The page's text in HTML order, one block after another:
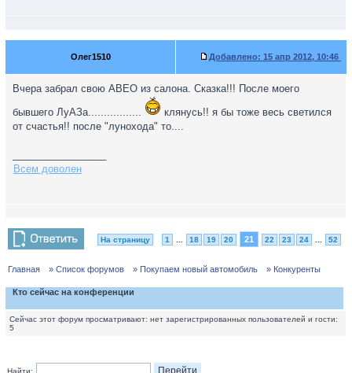
Олег1510 Добавлено: 15 апр 2012, 10:46
Вчера забрал свою АВЕО из салона. Сказка!!! После моего
бывшего ЛуАЗа.................
клянусь!! я бы тоже весь светился
от счастья!! после "лунохода" то....
Всем доволен
На страницу 1 18 19 20 21 22 23 24 52
Главная » Список форумов » Покупаем новый автомобиль » Конкуренты
Кто сейчас на конференции
Сейчас этот форум просматривают: нет зарегистрированных пользователей и гости:
5
Найти: